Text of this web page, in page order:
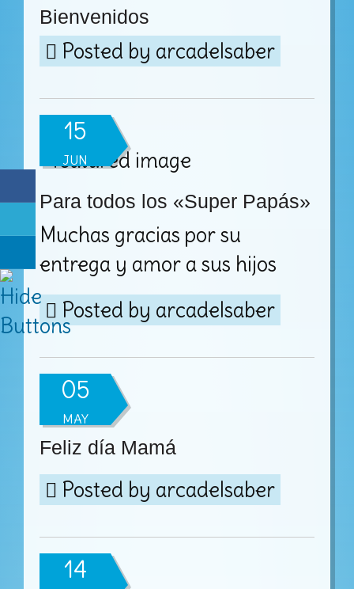
Bienvenidos
Posted by arcadelsaber
15
JUN
Para todos los «Super Papás»
Muchas gracias por su
entrega y amor a sus hijos
Posted by arcadelsaber
05
MAY
Feliz día Mamá
Posted by arcadelsaber
14